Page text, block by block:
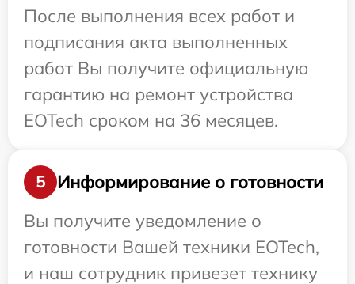
После выполнения всех работ и
подписания акта выполненных
работ Вы получите официальную
гарантию на ремонт устройства
EOTech сроком на 36 месяцев.
5
Информирование о готовности
Вы получите уведомление о
готовности Вашей техники EOTech,
и наш сотрудник привезет технику